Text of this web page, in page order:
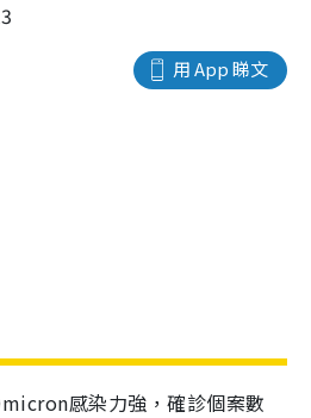
用 App 睇文
感染力強，確診個案數